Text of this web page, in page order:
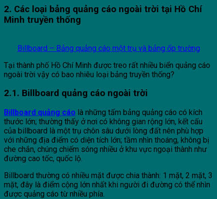
2. Các loại bảng quảng cáo ngoài trời tại Hồ Chí
Minh truyền thống
Billboard – Bảng quảng cáo một trụ và bảng ốp trường
Tại thành phố Hồ Chí Minh được treo rất nhiều biển quảng cáo
ngoài trời vậy có bao nhiêu loại bảng truyền thống?
2.1. Billboard quảng cáo ngoài trời
Billboard quảng cáo là những tấm bảng quảng cáo có kích
thước lớn; thường thấy ở nơi có không gian rộng lớn, kết cấu
của billboard là một trụ chôn sâu dưới lòng đất nên phù hợp
với những địa điểm có diện tích lớn; tầm nhìn thoáng, không bị
che chắn, chúng chiếm sóng nhiều ở khu vực ngoại thành như
đường cao tốc, quốc lộ.
Billboard thường có nhiều mặt được chia thành: 1 mặt, 2 mặt, 3
mặt, đây là điểm cộng lớn nhất khi người đi đường có thể nhìn
được quảng cáo từ nhiều phía.